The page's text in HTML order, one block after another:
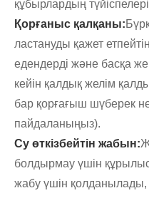
құбырлардың
Қорғаныс қалқаны:
ластануды қажет
едендерді және басқа
кейін қалдық желім
бар қорғағыш шүберек
пайдаланыңыз).
Су өткізбейтін жабын:
болдырмау үшін
жабу үшін